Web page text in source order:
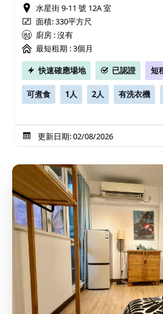
水星街 9-11 號 12A 室
面積: 330平方尺
廚房 : 沒有
最短租期 :3個月
快速確應場地
已認證 短
可煮食 1人 2人 有洗衣機
更新日期: 02/08/2026